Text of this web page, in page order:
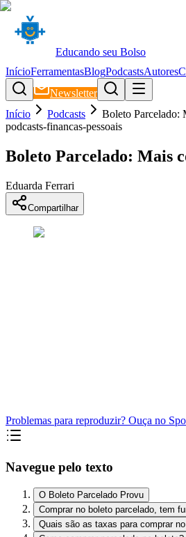
Educando seu Bolso
InícioFerramentasBlogPodcastsAutores
Newsletter
Início
Podcasts
Boleto Parcelado:
podcasts-financas-pessoais
Boleto Parcelado: Mais
Eduarda Ferrari
Compartilhar
Problemas para reproduzir? Ouça no
Navegue pelo texto
O Boleto Parcelado Provu
Comprar no boleto parcelado, tem
Quais são as taxas para comprar